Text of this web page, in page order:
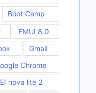
Boot Camp
EMUI 8.0
Gmail
Chrome
nova lite 2